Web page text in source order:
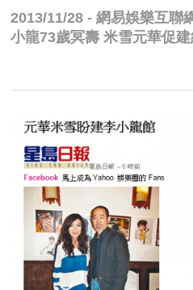
2013/11/28 - 網易娛樂互聯
小龍73歲冥壽 米雪元華促